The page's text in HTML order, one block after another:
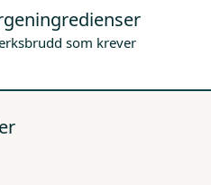
som krever